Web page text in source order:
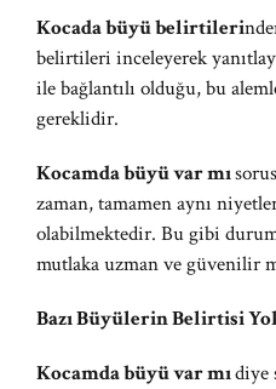
Kocada büyü belirtileri
belirtileri inceleyerek
ile bağlantılı olduğu, bu
gereklidir.
Kocamda büyü var mı
zaman, tamamen aynı
olabilmektedir. Bu gibi
mutlaka uzman ve güvenilir
Bazı Büyülerin Belirtisi
Kocamda büyü var mıdiye